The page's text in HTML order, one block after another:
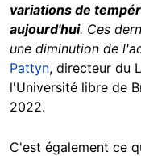
variations de
aujourd'hui. Ces
une diminution de
Pattyn, directeur du
l'Université libre de
2022.
C'est également ce